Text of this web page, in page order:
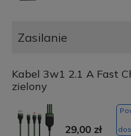
Zasilanie
Kabel 3w1 2.1 A Fast
zielony
29,00 zł